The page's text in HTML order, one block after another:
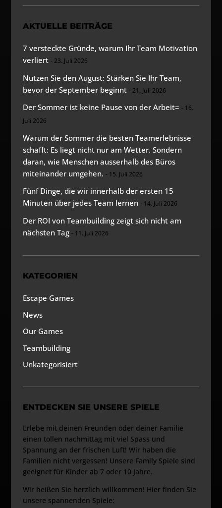
AKTUELLE BEITRÄGE
7 versteckte Gründe, warum Ihr Team Motivation
verliert
23. Juli 2026
Nutzen Sie den August: Stärken Sie Ihr Team,
bevor der September beginnt
21. Juli 2026
Der Sommer ist keine Pause von der Arbeit=
16.
Juli 2026
Warum der Sommer die besten Teamerlebnisse
schafft: Es liegt nicht nur am Wetter. Sondern
daran, wie Menschen ausserhalb des Büros
miteinander umgehen.
15. Juli 2026
Fünf Dinge, die wir innerhalb der ersten 15
Minuten über jedes Team lernen
14. Juli 2026
Der ROI von Teambuilding zeigt sich nicht am
nächsten Tag
11. Juli 2026
KATEGORIEN
Escape Games
News
Our Games
Teambuilding
Unkategorisiert
ENTDECKEN SIE UNSERE SPIELE
Erlebe mit deinen Freunden oder deiner Familie
einen tollen nachmittag mit viel Spass und
Spannung an der frischen Luft! Wir haben die
Familien nicht vergessen! Unsere Family Spiele sind
geeignet für Kinder ab 7 oder 10 Jahre.
Wir heißen Sie herzlich willkommen! Hier finden Sie
unsere spannenden Spiele: